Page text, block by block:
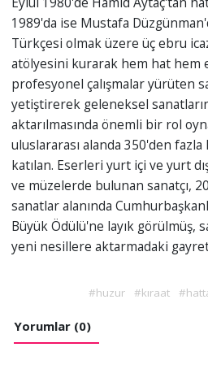
1989'da ise Mustafa
Türkçesi olmak üzere üç ebru
atölyesini kurarak hem hat hem
profesyonel çalışmalar yürüten
yetiştirerek geleneksel
aktarılmasında önemli bir rol
uluslararası alanda 350'den
katılan. Eserleri yurt içi ve yurt
ve müzelerde bulunan sanatçı,
sanatlar alanında
Büyük Ödülü'ne layık görülmüş,
yeni nesillere aktarmadaki
#huzur #kıraat
Yorumlar (0)